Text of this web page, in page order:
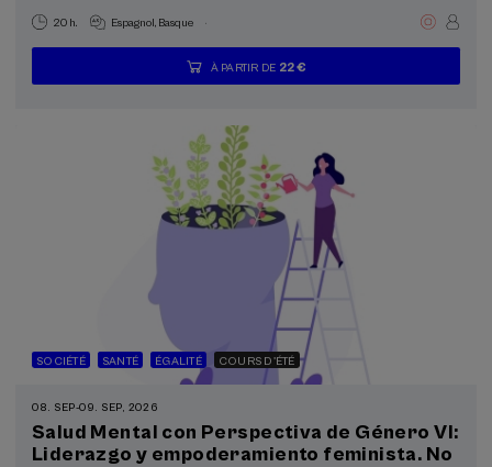
20 h. Espagnol Basque .
...
À PARTIR DE 22 €
Dernières
places
Gratuit
Date
passée
Liste
d'attente
Période
d'inscription
SOCIÉTÉ SANTÉ ÉGALITÉ COURS D'ÉTÉ
08. SEP-09. SEP, 2026
Salud Mental con Perspectiva de Género VI:
Liderazgo y empoderamiento feminista. No